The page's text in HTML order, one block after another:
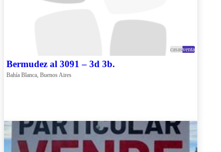
casasventa
Bermudez al 3091 – 3d 3b.
Bahía Blanca, Buenos Aires